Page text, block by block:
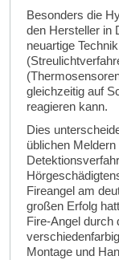
Besonders die
den Hersteller in
neuartige
gleichzeitig auf
reagieren kann.
Dies
üblichen
Fireangel am
großen Erfolg
Fire-Angel durch
Montage und